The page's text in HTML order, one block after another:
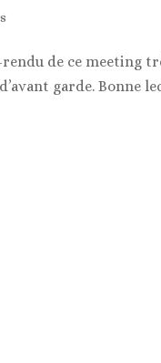
de ce meeting
garde. Bonne